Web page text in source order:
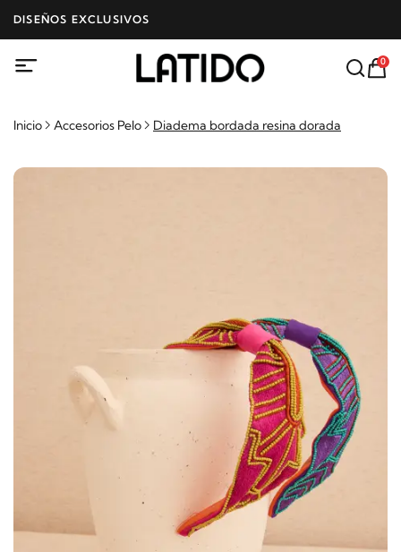
DISEÑOS EXCLUSIVOS
0
Inicio Accesorios Pelo Diadema bordada resina dorada